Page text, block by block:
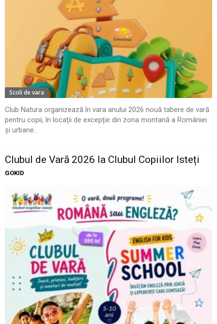
Scoli de vara
Club Natura organizează în vara anului 2026 nouă tabere de vară
pentru copii, în locații de excepție din zona montană a României
și urbane...
Clubul de Vară 2026 la Clubul Copiilor Isteți
GOKID